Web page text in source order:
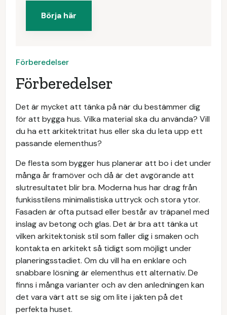
Börja här
Förberedelser
Förberedelser
Det är mycket att tänka på när du bestämmer dig
för att bygga hus. Vilka material ska du använda? Vill
du ha ett arkitektritat hus eller ska du leta upp ett
passande elementhus?
De flesta som bygger hus planerar att bo i det under
många år framöver och då är det avgörande att
slutresultatet blir bra. Moderna hus har drag från
funkisstilens minimalistiska uttryck och stora ytor.
Fasaden är ofta putsad eller består av träpanel med
inslag av betong och glas. Det är bra att tänka ut
vilken arkitektonisk stil som faller dig i smaken och
kontakta en arkitekt så tidigt som möjligt under
planeringsstadiet. Om du vill ha en enklare och
snabbare lösning är elementhus ett alternativ. De
finns i många varianter och av den anledningen kan
det vara värt att se sig om lite i jakten på det
perfekta huset.